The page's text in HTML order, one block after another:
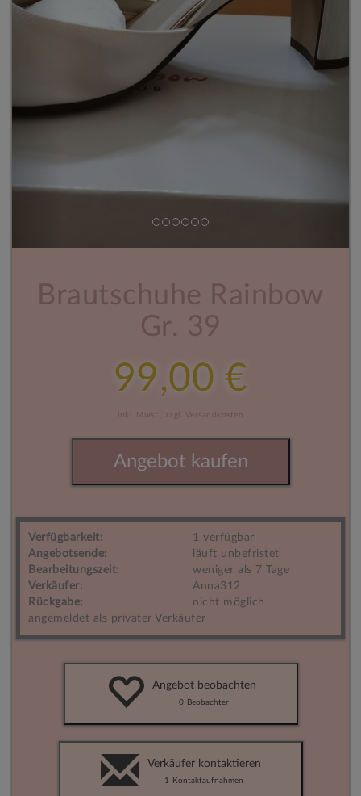
Brautschuhe Rainbow
Gr. 39
99,00 €
inkl. Mwst., zzgl. Versandkosten
Angebot kaufen
Verfügbarkeit:
1 verfügbar
Angebotsende:
läuft unbefristet
Bearbeitungszeit:
weniger als 7 Tage
Verkäufer:
Anna312
Rückgabe:
nicht möglich
angemeldet als privater Verkäufer
Angebot beobachten
0 Beobachter
Verkäufer kontaktieren
1 Kontaktaufnahmen